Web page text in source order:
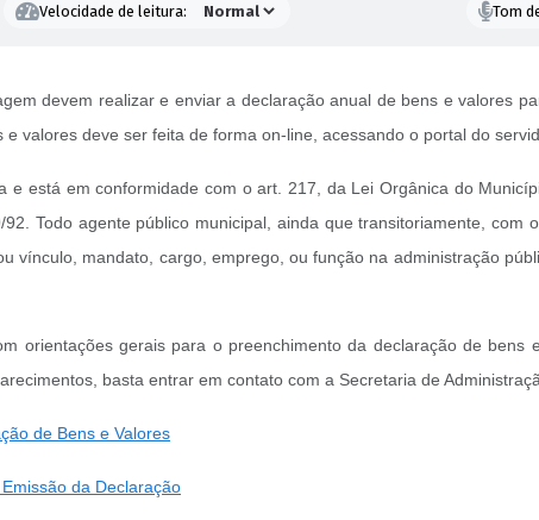
Velocidade de leitura: Tom
devem realizar e enviar a declaração anual de bens e valores
valores deve ser feita de forma on-line, acessando o portal do
e está em conformidade com o art. 217, da Lei Orgânica do
Todo agente público municipal, ainda que transitoriamente,
vínculo, mandato, cargo, emprego, ou função na administração
orientações gerais para o preenchimento da declaração de
basta entrar em contato com a Secretaria de
de Bens e Valores
da Declaração